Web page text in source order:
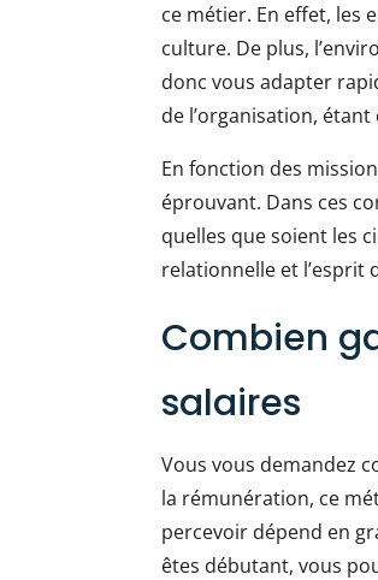
ce métier. En effet, les
culture. De plus,
donc vous adapter
de l’organisation,
En fonction des
éprouvant. Dans ces
quelles que soient les
relationnelle et l’esprit
Combien
salaires
Vous vous demandez
la rémunération, ce
percevoir dépend en
êtes débutant, vous